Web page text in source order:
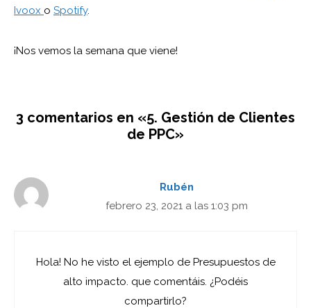
Ivoox o Spotify.
¡Nos vemos la semana que viene!
3 comentarios en «5. Gestión de Clientes
de PPC»
Rubén
febrero 23, 2021 a las 1:03 pm
Hola! No he visto el ejemplo de Presupuestos de
alto impacto. que comentáis. ¿Podéis
compartirlo?